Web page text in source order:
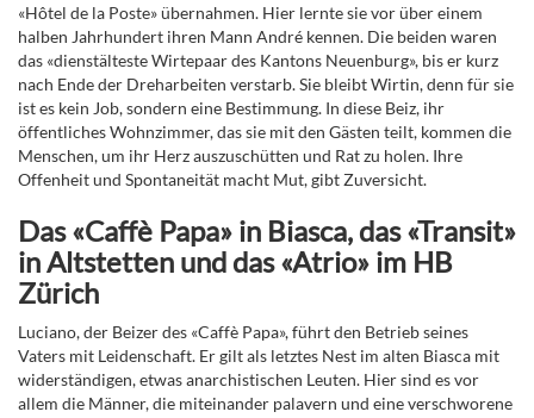
«Hôtel de la Poste» übernahmen. Hier lernte sie vor über einem
halben Jahrhundert ihren Mann André kennen. Die beiden waren
das «dienstälteste Wirtepaar des Kantons Neuenburg», bis er kurz
nach Ende der Dreharbeiten verstarb. Sie bleibt Wirtin, denn für sie
ist es kein Job, sondern eine Bestimmung. In diese Beiz, ihr
öffentliches Wohnzimmer, das sie mit den Gästen teilt, kommen die
Menschen, um ihr Herz auszuschütten und Rat zu holen. Ihre
Offenheit und Spontaneität macht Mut, gibt Zuversicht.
Das «Caffè Papa» in Biasca, das «Transit»
in Altstetten und das «Atrio» im HB
Zürich
Luciano, der Beizer des «Caffè Papa»,führt den Betrieb seines
Vaters mit Leidenschaft. Er gilt als letztes Nest im alten Biasca mit
widerständigen, etwas anarchistischen Leuten. Hier sind es vor
allem die Männer, die miteinander palavern und eine verschworene